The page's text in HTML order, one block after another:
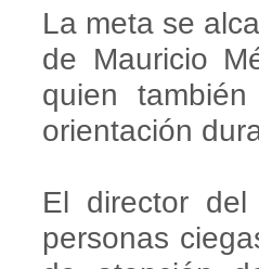
La meta se
de Mauricio
quien
orientación
El director
personas